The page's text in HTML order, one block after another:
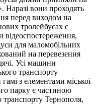
Наразі вони проходять
перед виходом на
тролейбусах є
відеоспостереження,
для маломобільних
на перевезення
Усі машини
транспорту
з елементами міської
парку є частиною
транспорту Тернополя,